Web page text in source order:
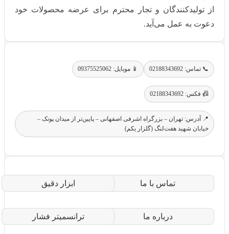
از تولیدکنندگان و تجار محترم برای عرضه محصولات خود
دعوت به عمل می‌آید.
📞 تماس: 02188343692 📱 موبایل: 09375525062
📠 فکس: 02188343692
📍 آدرس: تهران – بزرگراه اشرفی اصفهانی – پایین‌تر از میدان پونک –
خیابان شهید هفت‌لنگ (گلزار یکم)
تماس با ما
درباره ما
ابزار دقیق
ترانسمیتر فشار